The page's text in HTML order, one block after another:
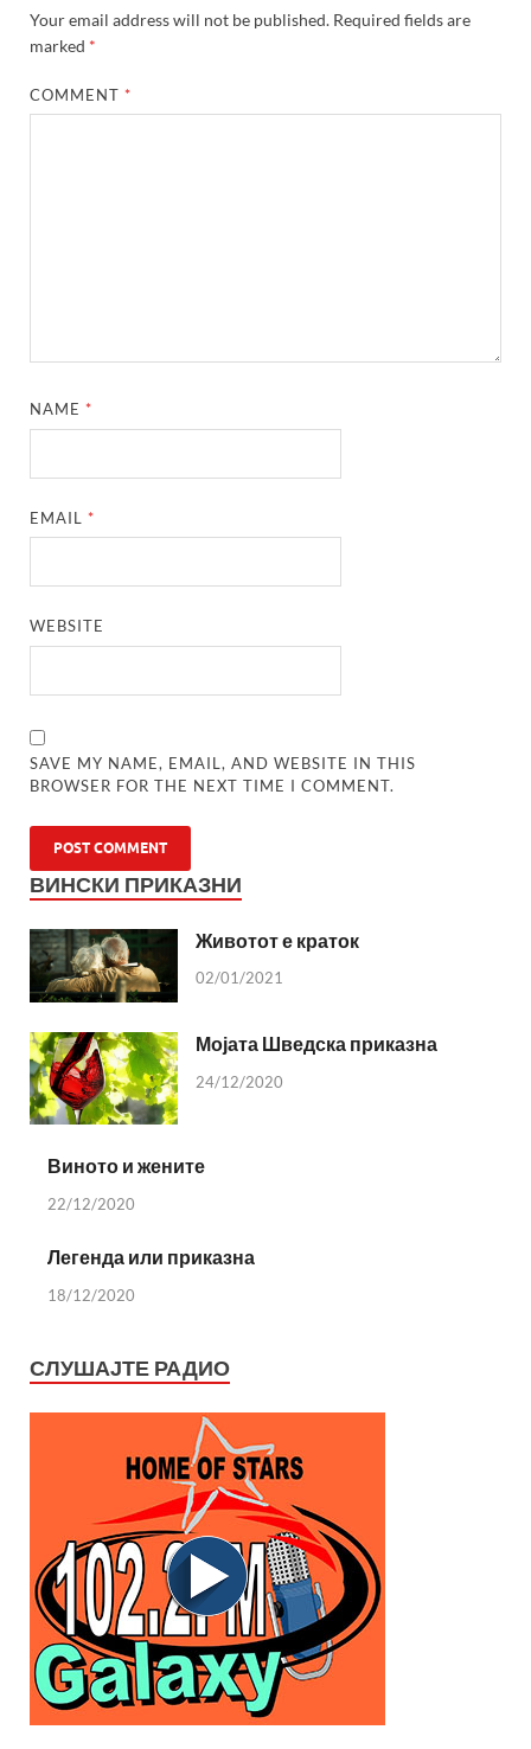
Your email address will not be published. Required fields are
marked *
COMMENT*
NAME*
EMAIL*
WEBSITE
SAVE MY NAME, EMAIL, AND WEBSITE IN THIS
BROWSER FOR THE NEXT TIME I COMMENT.
ВИНСКИ ПРИКАЗНИ
Животот е краток
02/01/2021
Мојата Шведска приказна
24/12/2020
Виното и жените
22/12/2020
Легенда или приказна
18/12/2020
СЛУШАЈТЕ РАДИО